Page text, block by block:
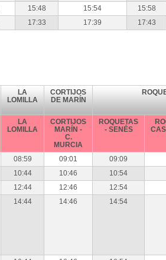
15:48 15:54 15:58
17:33 17:39 17:43
LA
LOMILLA
CORTIJOS
DE MARÍN
LA
LOMILLA
CORTIJOS
MARÍN -
C.
MURCIA
ROQUETAS
- SENÉS
08:59 09:01 09:09
10:44 10:46 10:54
12:44 12:46 12:54
14:44 14:46 14:54